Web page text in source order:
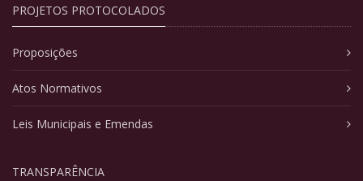
PROJETOS PROTOCOLADOS
Proposições
Atos Normativos
Leis Municipais e Emendas
TRANSPARÊNCIA